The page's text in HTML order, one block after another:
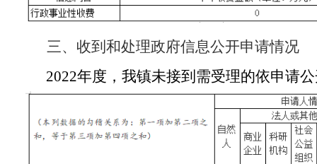
三、收到和处理政府信息公开申请情况
2022年度，我镇未接到需受理的依申请公